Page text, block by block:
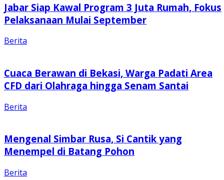
Jabar Siap Kawal Program 3 Juta Rumah, Fokus
Pelaksanaan Mulai September
Berita
Cuaca Berawan di Bekasi, Warga Padati Area
CFD dari Olahraga hingga Senam Santai
Berita
Mengenal Simbar Rusa, Si Cantik yang
Menempel di Batang Pohon
Berita